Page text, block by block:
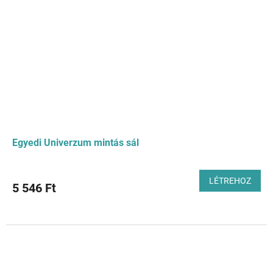
Egyedi Univerzum mintás sál
5 546 Ft LÉTREHOZ